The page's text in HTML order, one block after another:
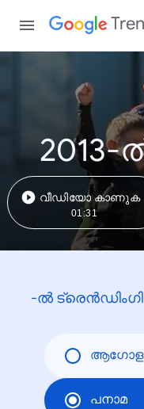
വീഡിയോ കാണുക
01:31
-ൽ
ആഗോള
പനാമ